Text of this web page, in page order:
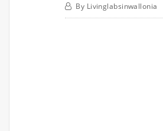
By Livinglabsinwallonia